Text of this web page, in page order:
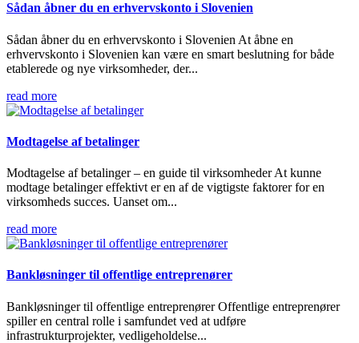
Sådan åbner du en erhvervskonto i Slovenien
Sådan åbner du en erhvervskonto i Slovenien At åbne en
erhvervskonto i Slovenien kan være en smart beslutning for både
etablerede og nye virksomheder, der...
read more
Modtagelse af betalinger
Modtagelse af betalinger – en guide til virksomheder At kunne
modtage betalinger effektivt er en af de vigtigste faktorer for en
virksomheds succes. Uanset om...
read more
Bankløsninger til offentlige entreprenører
Bankløsninger til offentlige entreprenører Offentlige entreprenører
spiller en central rolle i samfundet ved at udføre
infrastrukturprojekter, vedligeholdelse...